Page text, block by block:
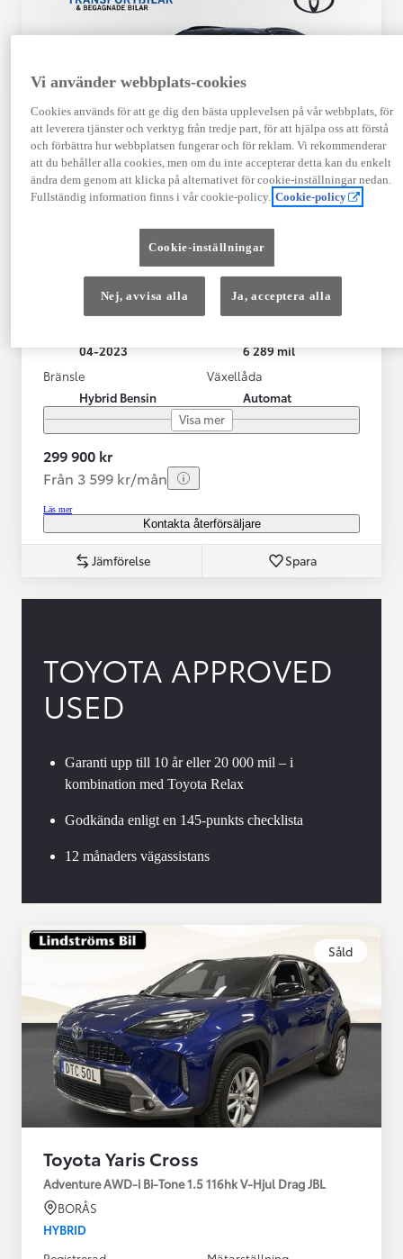
Toyota Yaris Cross
Toyota Yaris Cross 1,5 Hybrid Adventure Drag V-Hjul
KRYLBO
04-2023
6 289 mil
Bränsle
Hybrid Bensin
Växellåda
Automat
Visa mer
299 900 kr
Från 3 599 kr/mån
Läs mer
Kontakta återförsäljare
Jämförelse Spara
TOYOTA APPROVED
USED
Garanti upp till 10 år eller 20 000 mil – i
kombination med Toyota Relax
Godkända enligt en 145-punkts checklista
12 månaders vägassistans
Såld
Toyota Yaris Cross
Adventure AWD-i Bi-Tone 1.5 116hk V-Hjul Drag JBL
BORÅS
HYBRID
Vi använder webbplats-cookies
Cookies används för att ge dig den bästa upplevelsen på vår webbplats, för
att leverera tjänster och verktyg från tredje part, för att hjälpa oss att förstå
och förbättra hur webbplatsen fungerar och för reklam. Vi rekommenderar
att du behåller alla cookies, men om du inte accepterar detta kan du enkelt
ändra dem genom att klicka på alternativet för cookie-inställningar nedan.
Fullständig information finns i vår cookie-policy. Cookie-policy
Cookie-inställningar
Nej, avvisa alla Ja, acceptera alla